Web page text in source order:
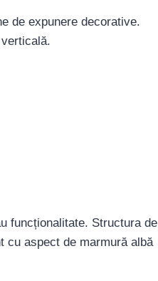
de expunere decorative.
funcționalitate. Structura de
cu aspect de marmură albă